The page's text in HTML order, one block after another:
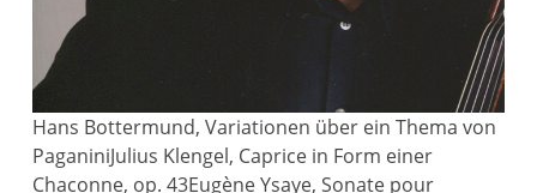
Hans Bottermund, Variationen über ein Thema von
PaganiniJulius Klengel, Caprice in Form einer
Chaconne, op. 43Eugène Ysaye, Sonate pour